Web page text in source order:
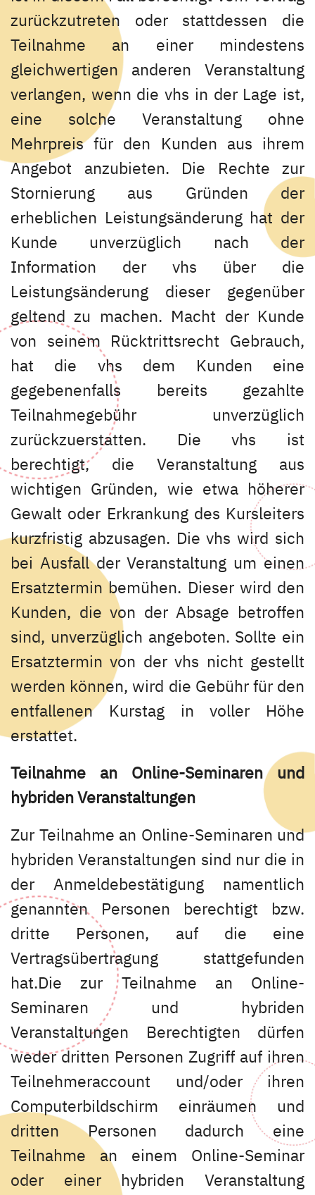
zurückzutreten oder stattdessen die
Teilnahme an einer mindestens
gleichwertigen anderen Veranstaltung
verlangen, wenn die vhs in der Lage ist,
eine solche Veranstaltung ohne
Mehrpreis für den Kunden aus ihrem
Angebot anzubieten. Die Rechte zur
Stornierung aus Gründen der
erheblichen Leistungsänderung hat der
Kunde unverzüglich nach der
Information der vhs über die
Leistungsänderung dieser gegenüber
geltend zu machen. Macht der Kunde
von seinem Rücktrittsrecht Gebrauch,
hat die vhs dem Kunden eine
gegebenenfalls bereits gezahlte
Teilnahmegebühr unverzüglich
zurückzuerstatten. Die vhs ist
berechtigt, die Veranstaltung aus
wichtigen Gründen, wie etwa höherer
Gewalt oder Erkrankung des Kursleiters
kurzfristig abzusagen. Die vhs wird sich
bei Ausfall der Veranstaltung um einen
Ersatztermin bemühen. Dieser wird den
Kunden, die von der Absage betroffen
sind, unverzüglich angeboten. Sollte ein
Ersatztermin von der vhs nicht gestellt
werden können, wird die Gebühr für den
entfallenen Kurstag in voller Höhe
erstattet.
Teilnahme an Online-Seminaren und
hybriden Veranstaltungen
Zur Teilnahme an Online-Seminaren und
hybriden Veranstaltungen sind nur die in
der Anmeldebestätigung namentlich
genannten Personen berechtigt bzw.
dritte Personen, auf die eine
Vertragsübertragung stattgefunden
hat.Die zur Teilnahme an Online-
Seminaren und hybriden
Veranstaltungen Berechtigten dürfen
weder dritten Personen Zugriff auf ihren
Teilnehmeraccount und/oder ihren
Computerbildschirm einräumen und
dritten Personen dadurch eine
Teilnahme an einem Online-Seminar
oder einer hybriden Veranstaltung